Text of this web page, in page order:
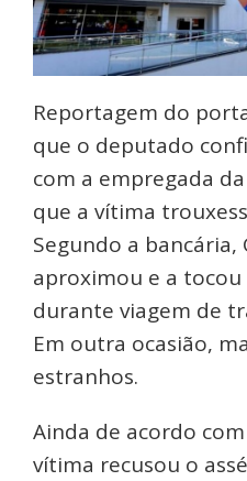
Reportagem do
que o deputado
com a empregada
que a vítima
Segundo a bancária,
aproximou e a tocou
durante viagem de
Em outra ocasião,
estranhos.
Ainda de acordo
vítima recusou o